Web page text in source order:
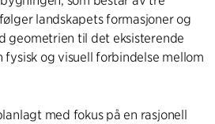
landskapets formasjoner og
geometrien til det eksisterende
fysisk og visuell forbindelse mellom
med fokus på en rasjonell